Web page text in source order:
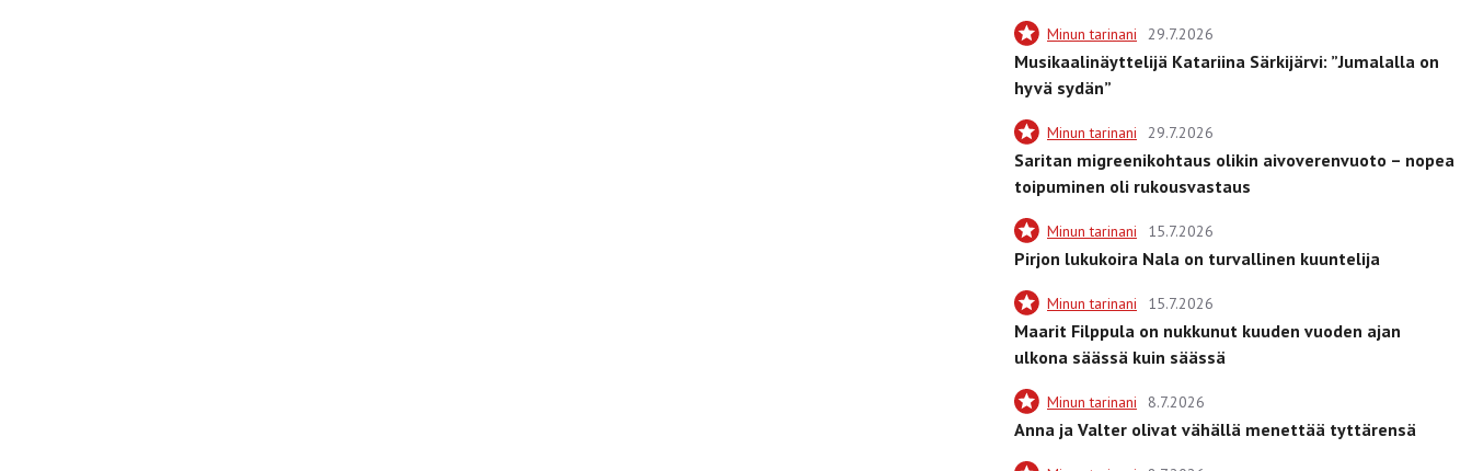
Minun tarinani 29.7.2026
Musikaalinäyttelijä Katariina Särkijärvi: ”Jumalalla on
hyvä sydän”
Minun tarinani 29.7.2026
Saritan migreenikohtaus olikin aivoverenvuoto – nopea
toipuminen oli rukousvastaus
Minun tarinani 15.7.2026
Pirjon lukukoira Nala on turvallinen kuuntelija
Minun tarinani 15.7.2026
Maarit Filppula on nukkunut kuuden vuoden ajan
ulkona säässä kuin säässä
Minun tarinani 8.7.2026
Anna ja Valter olivat vähällä menettää tyttärensä